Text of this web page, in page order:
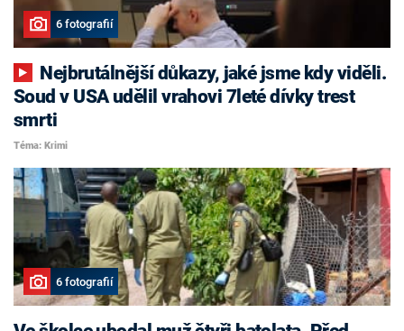
6 fotografií
Soud v USA udělil vrahovi 7leté dívky trest
smrti
Téma: Krimi
6 fotografií